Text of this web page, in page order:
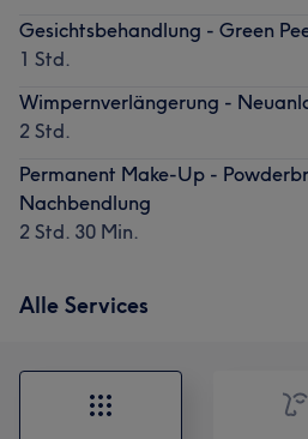
Gesichtsbehandlung - Green
1 Std.
Wimpernverlängerung -
2 Std.
Permanent Make-Up -
Nachbendlung
2 Std. 30 Min.
Alle Services